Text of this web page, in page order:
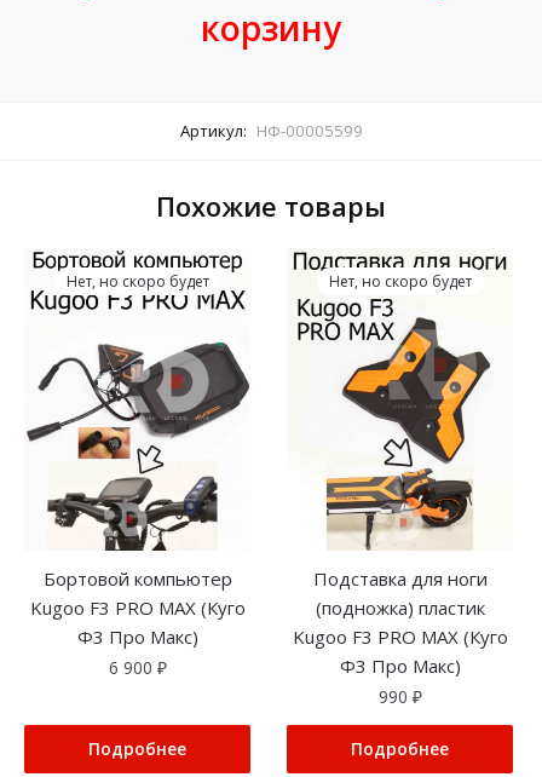
корзину
Артикул: НФ-00005599
Похожие товары
Нет, но скоро будет
Бортовой компьютер
Kugoo F3 PRO MAX (Куго
Ф3 Про Макс)
6 900 ₽
Подробнее
Нет, но скоро будет
Подставка для ноги
(подножка) пластик
Kugoo F3 PRO MAX (Куго
Ф3 Про Макс)
990 ₽
Подробнее